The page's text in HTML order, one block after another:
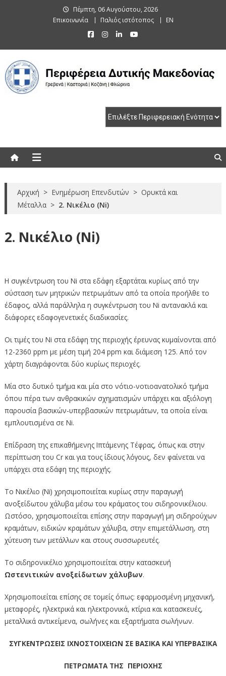
Πέμπτη, 06 Αυγούστου, 2026
Επικοινωνία
Παλιός ιστότοπος EN
Αρχική > Ενημέρωση Επενδυτών > Ορυκτά και
Μέταλλα > 2. Νικέλιο (Ni)
2. Νικέλιο (Ni)
Η συγκέντρωση του Ni στα εδάφη εξαρτάται κυρίως από την
σύσταση των μητρικών πετρωμάτων από τα οποία προήλθε το
έδαφος, αλλά παράλληλα η συγκέντρωση του Ni αντανακλά και
διάφορες εδαφογενετικές διαδικασίες.
Οι τιμές του Ni στα εδάφη της περιοχής έρευνας κυμαίνονται από
12-2360 ppm με μέση τιμή 204 ppm και διάμεση 125. Από τον
χάρτη διαγράφονται δύο κυρίως περιοχές.
Μία στο δυτικό τμήμα και μία στο νότιο-νοτιοανατολικό τμήμα
όπου πέρα των ανθρακικών σχηματισμών υπάρχει και αξιόλογη
παρουσία βασικών-υπερβασικών πετρωμάτων, τα οποία είναι
εμπλουτισμένα σε Ni.
Επίδραση της επικαθήμενης Ιπτάμενης Τέφρας, όπως και στην
περίπτωση του Cr και για τους ίδιους λόγους, δεν φαίνεται να
υπάρχει στα εδάφη της περιοχής.
Το Νικέλιο (Ni) χρησιμοποιείται κυρίως στην παραγωγή
ανοξείδωτου χάλυβα μέσω του κράματος του σιδηρονικέλιου.
Ωστόσο, χρησιμοποιείται επίσης στην παραγωγή μη σιδηρούχων
κραμάτων, ειδικών κραμάτων χάλυβα, στην επιμετάλλωση, στη
χύτευση των μετάλλων και στους συσσωρευτές.
Το σιδηρονικέλιο χρησιμοποιείται στην κατασκευή
Ωστενιτικών ανοξείδωτων χάλυβων.
Χρησιμοποιείται επίσης σε τομείς όπως: εφαρμοσμένη μηχανική,
μεταφορές, ηλεκτρικά και ηλεκτρονικά, κτίρια και κατασκευές,
μεταλλικά αντικείμενα, σωλήνες και εξαρτήματα σωλήνων.
ΣΥΓΚΕΝΤΡΩΣΕΙΣ ΙΧΝΟΣΤΟΙΧΕΙΩΝ ΣΕ ΒΑΣΙΚΑ ΚΑΙ ΥΠΕΡΒΑΣΙΚΑ
ΠΕΤΡΩΜΑΤΑ ΤΗΣ ΠΕΡΙΟΧΗΣ